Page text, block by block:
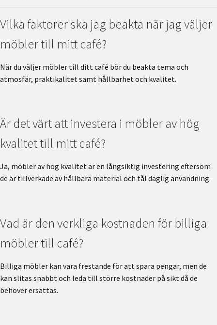
Vilka faktorer ska jag beakta när jag väljer
möbler till mitt café?
När du väljer möbler till ditt café bör du beakta tema och
atmosfär, praktikalitet samt hållbarhet och kvalitet.
Är det värt att investera i möbler av hög
kvalitet till mitt café?
Ja, möbler av hög kvalitet är en långsiktig investering eftersom
de är tillverkade av hållbara material och tål daglig användning.
Vad är den verkliga kostnaden för billiga
möbler till café?
Billiga möbler kan vara frestande för att spara pengar, men de
kan slitas snabbt och leda till större kostnader på sikt då de
behöver ersättas.